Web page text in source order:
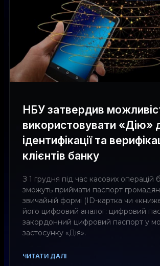
НБУ затвердив
використовувати «Дію»
ідентифікації та
клієнтів банку
З 1 грудня під час касових операцій
зможуть приймати паспорт
звичайній формі (ID-картка чи
його цифровий аналог: цифровий
закордонний цифровий паспорт у
застосунку «Дія».
ЧИТАТИ ДАЛІ